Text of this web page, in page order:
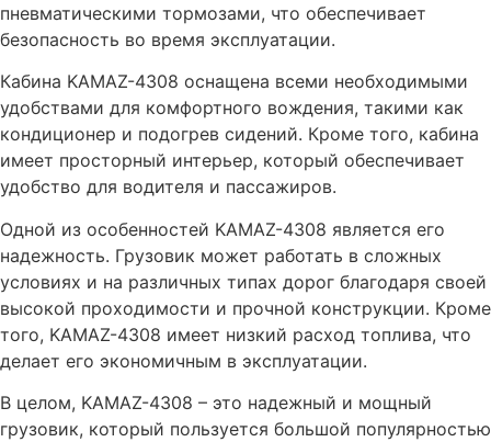
пневматическими тормозами, что обеспечивает
безопасность во время эксплуатации.
Кабина KAMAZ-4308 оснащена всеми необходимыми
удобствами для комфортного вождения, такими как
кондиционер и подогрев сидений. Кроме того, кабина
имеет просторный интерьер, который обеспечивает
удобство для водителя и пассажиров.
Одной из особенностей KAMAZ-4308 является его
надежность. Грузовик может работать в сложных
условиях и на различных типах дорог благодаря своей
высокой проходимости и прочной конструкции. Кроме
того, KAMAZ-4308 имеет низкий расход топлива, что
делает его экономичным в эксплуатации.
В целом, KAMAZ-4308 – это надежный и мощный
грузовик, который пользуется большой популярностью